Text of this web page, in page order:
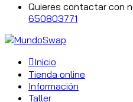
Quieres contactar con
650803771
Inicio
Tienda online
Información
Taller